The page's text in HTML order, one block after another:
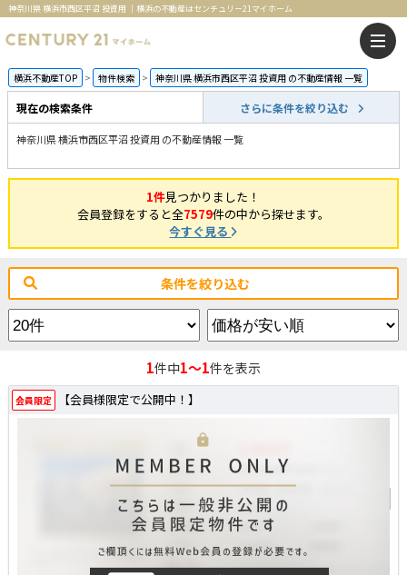
神奈川県 横浜市西区平沼 投資用 ｜横浜の不動産はセンチュリー21マイホーム
横浜不動産TOP 物件検索 神奈川県 横浜市西区平沼 投資用 の不動産情報 一覧
現在の検索条件 さらに条件を絞り込む
神奈川県 横浜市西区平沼 投資用 の不動産情報 一覧
1件見つかりました！
会員登録をすると全7579件の中から探せます。
今すぐ見る
条件を絞り込む
1件中1～1件を表示
会員限定 【会員様限定で公開中！】